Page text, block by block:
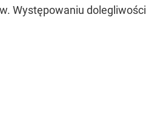
Występowaniu